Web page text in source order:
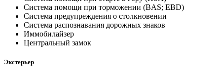
Система помощи при торможении (BAS; EBD)
Система предупреждения о столкновении
Система распознавания дорожных знаков
Иммобилайзер
Центральный замок
Экстерьер